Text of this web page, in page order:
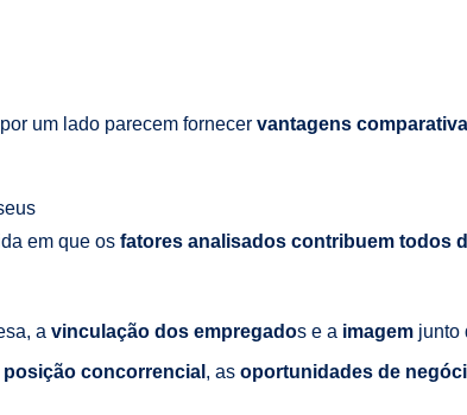
um lado parecem fornecer vantagens comparativa
em que os fatores analisados contribuem todos
a vinculação dos empregados e a imagem junto
posição concorrencial , as oportunidades de